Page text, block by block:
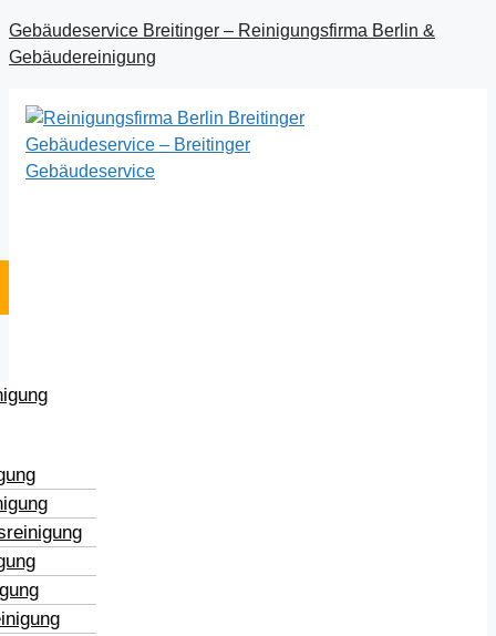
Gebäudeservice Breitinger – Reinigungsfirma Berlin &
Gebäudereinigung